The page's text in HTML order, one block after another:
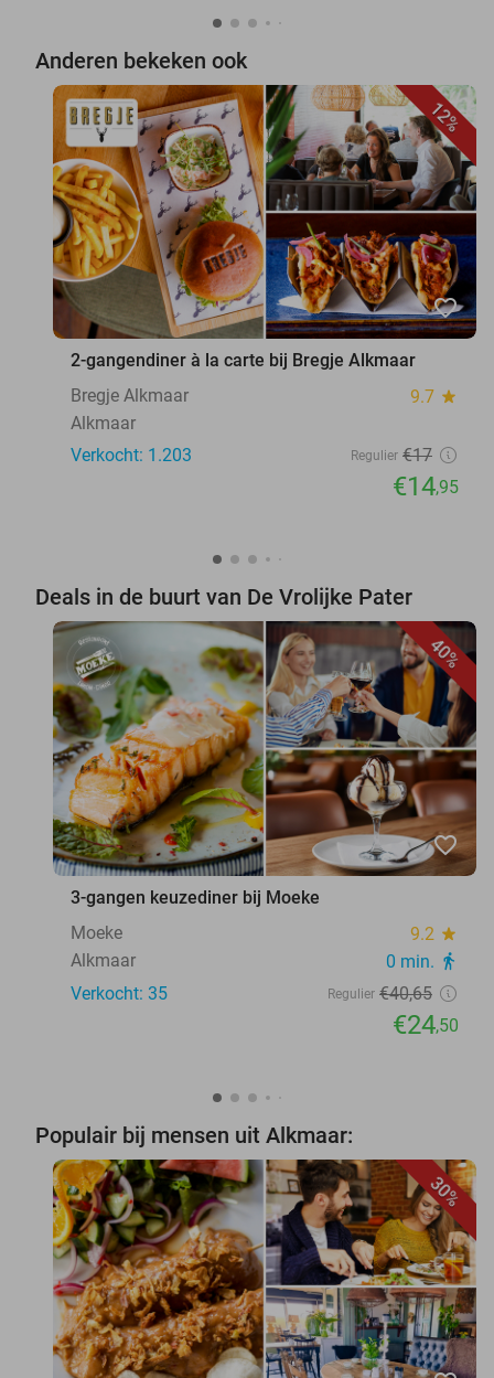
Anderen bekeken ook
12%
favorite_border
2-gangendiner à la carte bij Bregje Alkmaar
Bregje Alkmaar
9.7 star
Alkmaar
Verkocht: 1.203
Regulier €17
€14,95
Deals in de buurt van De Vrolijke Pater
40%
favorite_border
3-gangen keuzediner bij Moeke
Moeke
9.2 star
Alkmaar 0 min. directions_walk
Verkocht: 35 Regulier €40,65
€24,50
Populair bij mensen uit Alkmaar:
30%